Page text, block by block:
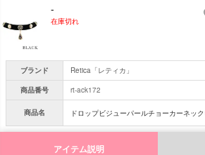
-
在庫切れ
ブランド
Retica「レティカ」
商品番号
rt-ack172
商品名 ドロップビジューパールチョーカーネッ
アイテム説明